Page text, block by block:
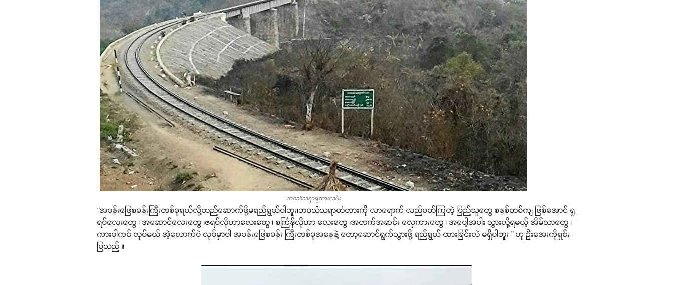
ဘဝသံသရာရထားလမ်း
“အပန်းဖြေစခန်းကြီးတစ်ခုရယ်လို့တည်ဆောက်ဖို့မရည်ရွယ်ပါဘူး၊ဘဝသံသရာတံတားကို လာရောက် လည်ပတ်ကြတဲ့ ပြည်သူတွေ စနစ်တစ်ကျ ဖြစ်အောင် ရှု
ရပ်လေးတွေ ၊ အဆောင်လေးတွေ ၊ဇရပ်လိုဟာလေးတွေ ၊ စင်္ကြန်လိုဟာ လေးတွေ ၊အတက်အဆင်း လှေကားတွေ ၊ အပေါ့အပါး သွားလို့ရမယ့် အိမ်သာတွေ ၊
ကားပါကင် လုပ်မယ် အဲ့လောက်ပဲ လုပ်မှာပါ အပန်းဖြေစခန်း ကြီးတစ်ခုအနေနဲ့ တော့ဆောင်ရွက်သွားဖို့ ရည်ရွယ် ထားခြင်းလဲ မရှိပါဘူး ” ဟု ဦးအေးကိုရှင်း
ပြသည် ။